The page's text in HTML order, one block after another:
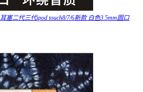
塞二代三代ipod touch8/7/6新款 白色3.5mm圆口